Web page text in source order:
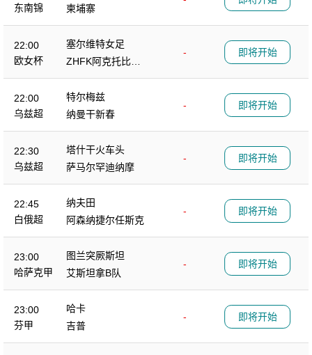
东南锦
柬埔寨
22:00
欧女杯
塞尔维特女足
-
ZHFK阿克托比女
足
即将开始
22:00
乌兹超
特尔梅兹
-
纳曼干新春
即将开始
22:30
乌兹超
塔什干火车头
-
萨马尔罕迪纳摩
即将开始
22:45
白俄超
纳夫田
-
阿森纳捷尔任斯克
即将开始
23:00
哈萨克甲
图兰突厥斯坦
-
艾斯坦拿B队
即将开始
23:00
芬甲
哈卡
-
吉普
即将开始